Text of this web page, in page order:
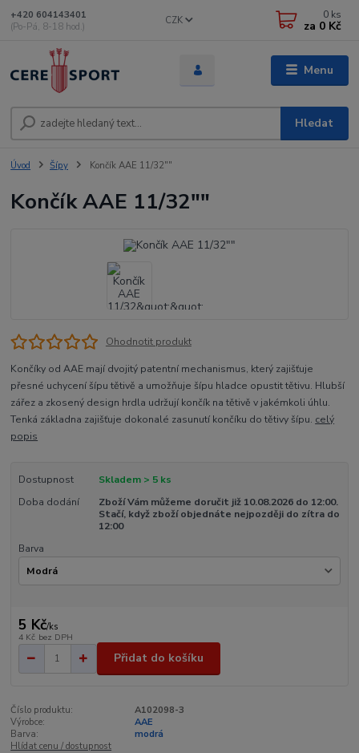
Menu
CZK
Hledat
+420 604143401
(Po-Pá, 8-18 hod.)
0 ks
za 0 Kč
Úvod Šípy Končík AAE 11/32""
Končík AAE 11/32""
Ohodnotit produkt
Končíky od AAE mají dvojitý patentní mechanismus, který zajišťuje
přesné uchycení šípu tětivě a umožňuje šípu hladce opustit tětivu. Hlubší
zářez a zkosený design hrdla udržují končík na tětivě v jakémkoli úhlu.
Tenká základna zajišťuje dokonalé zasunutí končíku do tětivy šípu. celý
popis
Dostupnost
Skladem > 5 ks
Doba dodání
Zboží Vám můžeme doručit již 10.08.2026 do 12:00.
Stačí, když zboží objednáte nejpozději do zítra do
12:00
Barva
5 Kč/ks
4 Kč bez DPH
Přidat do košíku
Číslo produktu:
A102098-3
Výrobce:
AAE
Barva:
modrá
Hlídat cenu / dostupnost